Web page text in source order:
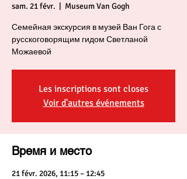
sam. 21 févr.
  |
Museum Van Gogh
Семейная экскурсия в музей Ван Гога с
русскоговорящим гидом Светланой
Можаевой
Les inscriptions sont closes
Voir d'autres événements
Время и место
21 févr. 2026, 11:15 – 12:45